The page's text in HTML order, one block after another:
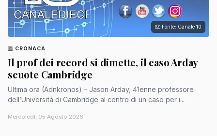
Fonte: Canale 10
CRONACA
Il prof dei record si dimette, il caso Arday
scuote Cambridge
Ultima ora (Adnkronos) – Jason Arday, 41enne professore
dell’Università di Cambridge al centro di un caso per i...
Mercoledì, 05 Agosto 2026